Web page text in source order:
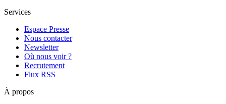
Services
Espace Presse
Nous contacter
Newsletter
Où nous voir ?
Recrutement
Flux RSS
À propos